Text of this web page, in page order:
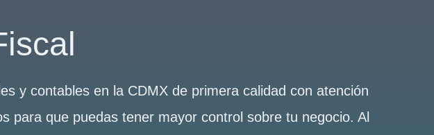
y contables en la CDMX de primera calidad con atención
para que puedas tener mayor control sobre tu negocio. Al